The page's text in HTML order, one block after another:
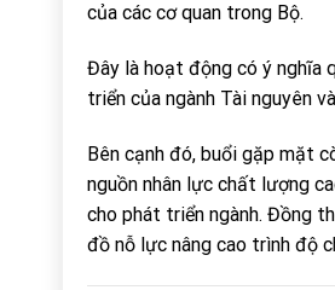
của các cơ quan trong Bộ.
Đây là hoạt động có ý nghĩa
triển của ngành Tài nguyên
Bên cạnh đó, buổi gặp mặt
nguồn nhân lực chất lượng
cho phát triển ngành. Đồng
đồ nỗ lực nâng cao trình độ